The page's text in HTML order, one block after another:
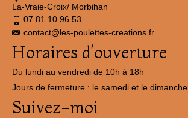
La-Vraie-Croix/ Morbihan
07 81 10 96 53
contact@les-poulettes-creations.fr
Horaires d’ouverture
Du lundi au vendredi de 10h à 18h
Jours de fermeture : le samedi et le dimanche
Suivez-moi